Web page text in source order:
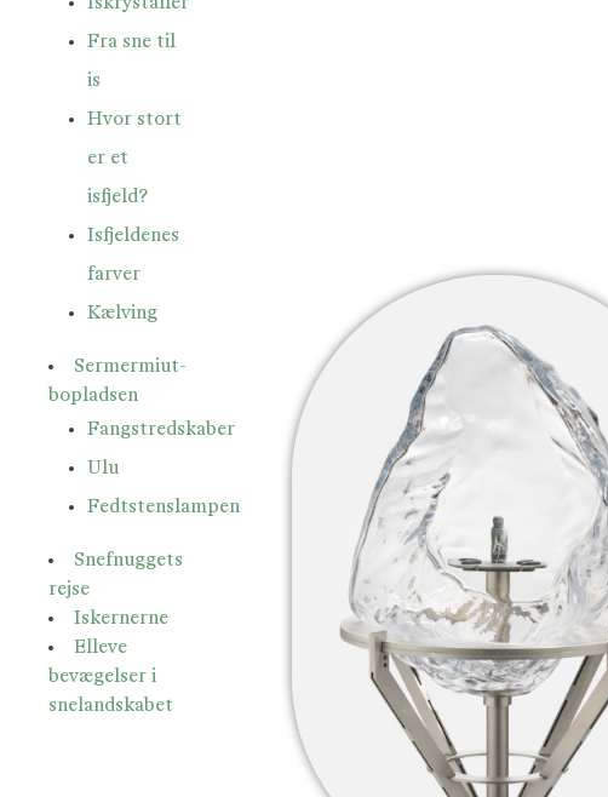
Fra sne til
is
Hvor stort
er et
isfjeld?
Isfjeldenes
farver
Kælving
Sermermiut-
bopladsen
Fangstredskaber
Ulu
Fedtstenslampen
Snefnuggets
rejse
Iskernerne
Elleve
bevægelser i
snelandskabet